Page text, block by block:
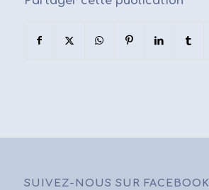
SUIVEZ-NOUS SUR FACEBOOK